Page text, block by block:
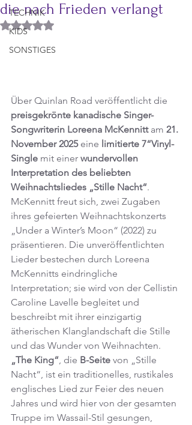
TECHNIK
KIDS
SONSTIGES
die nach Frieden verlangt
Mit NaN von 5 Sternen bewertet.
Über Quinlan Road veröffentlicht die
preisgekrönte kanadische Singer-
Songwriterin Loreena McKennitt am 21.
November 2025 eine limitierte 7“Vinyl-
Single mit einer wundervollen
Interpretation des beliebten
Weihnachtsliedes „Stille Nacht“.
McKennitt freut sich, zwei Zugaben
ihres gefeierten Weihnachtskonzerts
„Under a Winter’s Moon“ (2022) zu
präsentieren. Die unveröffentlichten
Lieder bestechen durch Loreena
McKennitts eindringliche
Interpretation; sie wird von der Cellistin
Caroline Lavelle begleitet und
beschreibt mit ihrer einzigartig
ätherischen Klanglandschaft die Stille
und das Wunder von Weihnachten.
„The King“ , die B-Seite von „Stille
Nacht“, ist ein traditionelles, rustikales
englisches Lied zur Feier des neuen
Jahres und wird hier von der gesamten
Truppe im Wassail-Stil gesungen,